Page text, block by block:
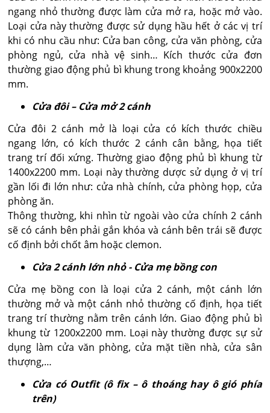
ngang nhỏ thường được làm cửa mở ra, hoặc mở vào.
Loại cửa này thường được sử dụng hầu hết ở các vị trí
khi có nhu cầu như: Cửa ban công, cửa văn phòng, cửa
phòng ngủ, cửa nhà vệ sinh… Kích thước cửa đơn
thường giao động phủ bì khung trong khoảng 900x2200
mm.
Cửa đôi – Cửa mở 2 cánh
Cửa đôi 2 cánh mở là loại cửa có kích thước chiều
ngang lớn, có kích thước 2 cánh cân bằng, họa tiết
trang trí đối xứng. Thường giao động phủ bì khung từ
1400x2200 mm. Loại này thường dược sử dụng ở vị trí
gần lối đi lớn như: cửa nhà chính, cửa phòng họp, cửa
phòng ăn.
Thông thường, khi nhìn từ ngoài vào cửa chính 2 cánh
sẽ có cánh bên phải gắn khóa và cánh bên trái sẽ được
cố định bởi chốt âm hoặc clemon.
Cửa 2 cánh lớn nhỏ - Cửa mẹ bồng con
Cửa mẹ bồng con là loại cửa 2 cánh, một cánh lớn
thường mở và một cánh nhỏ thường cố định, họa tiết
trang trí thường nằm trên cánh lớn. Giao động phủ bì
khung từ 1200x2200 mm. Loại này thường được sự sử
dụng làm cửa văn phòng, cửa mặt tiền nhà, cửa sân
thượng,…
Cửa có Outfit (ô fix – ô thoáng hay ô gió phía
trên)